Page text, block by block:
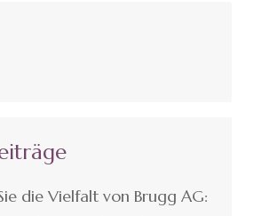
die Vielfalt von Brugg AG: